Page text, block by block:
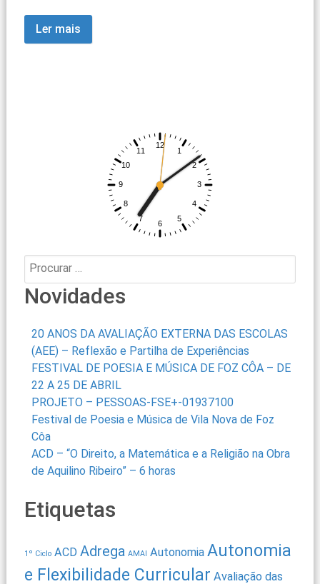
Ler mais
Procurar:
Novidades
20 ANOS DA AVALIAÇÃO EXTERNA DAS ESCOLAS
(AEE) – Reflexão e Partilha de Experiências
FESTIVAL DE POESIA E MÚSICA DE FOZ CÔA – DE
22 A 25 DE ABRIL
PROJETO – PESSOAS-FSE+-01937100
Festival de Poesia e Música de Vila Nova de Foz
Côa
ACD – “O Direito, a Matemática e a Religião na Obra
de Aquilino Ribeiro” – 6 horas
Etiquetas
1º Ciclo ACD Adrega AMAI Autonomia Autonomia
e Flexibilidade Curricular Avaliação das